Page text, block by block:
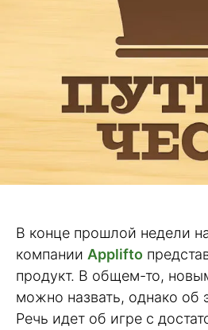
В конце прошлой недели
компании Applifto
продукт. В общем-то,
можно назвать, однако об
Речь идет об игре с